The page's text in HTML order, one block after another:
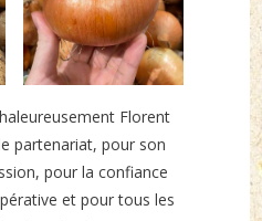
Florent
partenariat, pour son
pour la confiance
et pour tous les